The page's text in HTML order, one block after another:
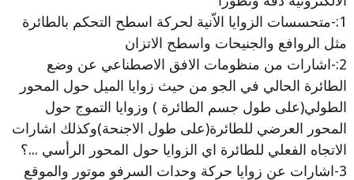
1:-متحسسات الزوايا الاّنية لحركة اسطح التحكم بالطائرة
مثل الروافع والجنيحات واسطح الاتزان
2:-اشارات من منظومات الافق الاصطناعي عن وضع
الطائرة الحالي في الجو من حيث زوايا الميل حول المحور
الطولي(على طول جسم الطائرة ) وزوايا التموج حول
المحور العرضي للطائرة(على طول الاجنحة)وكذلك اشارات
الاتجاه الفعلي للطائرة اي الزوايا حول المحور الرأسي ...؟
3-اشارات عن زوايا حركة وحدات السرفو موتور والموقع